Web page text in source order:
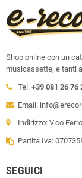
Shop online con un
musicassette, e tanti
Tel: +39 081 26 76
Email:
Indirizzo: V.co
Partita Iva:
SEGUICI